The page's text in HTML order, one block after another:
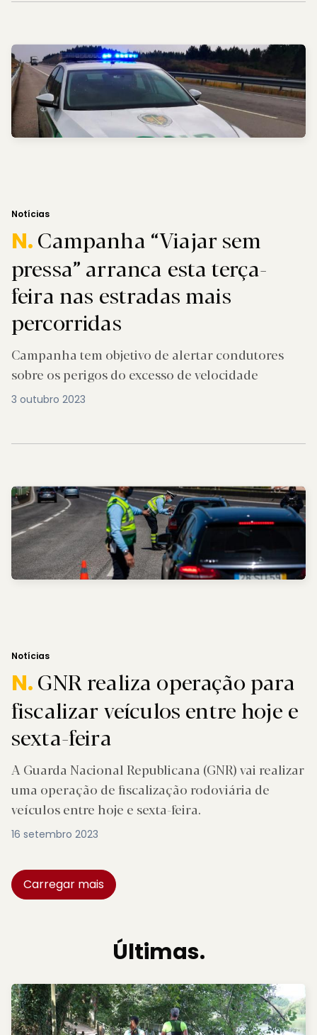
Notícias
N.Campanha “Viajar sem
pressa” arranca esta terça-
feira nas estradas mais
percorridas
Campanha tem objetivo de alertar condutores
sobre os perigos do excesso de velocidade
3 outubro 2023
Notícias
N.GNR realiza operação para
fiscalizar veículos entre hoje e
sexta-feira
A Guarda Nacional Republicana (GNR) vai realizar
uma operação de fiscalização rodoviária de
veículos entre hoje e sexta-feira.
16 setembro 2023
Carregar mais
Últimas.